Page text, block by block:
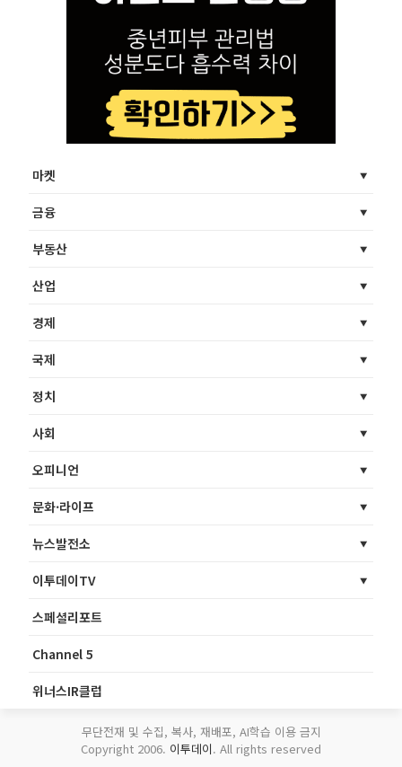
마켓
금융
부동산
산업
경제
국제
정치
사회
오피니언
문화·라이프
뉴스발전소
이투데이TV
스페셜리포트
Channel 5
위너스IR클럽
무단전재 및 수집, 복사, 재배포, AI학습 이용 금지
Copyright 2006. 이투데이. All rights reserved